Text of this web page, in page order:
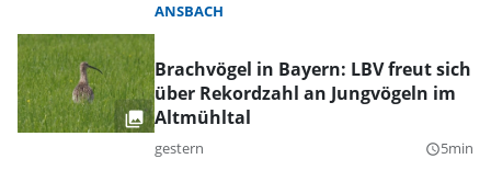
ANSBACH
Brachvögel in Bayern: LBV freut sich
über Rekordzahl an Jungvögeln im
Altmühltal
gestern query_builder5min